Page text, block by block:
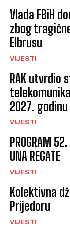
Vlada FBiH
zbog
Elbrusu
VIJESTI
RAK utvrdio
2027. godinu
VIJESTI
PROGRAM
UNA REGATE
VIJESTI
Kolektivna
Prijedoru
VIJESTI